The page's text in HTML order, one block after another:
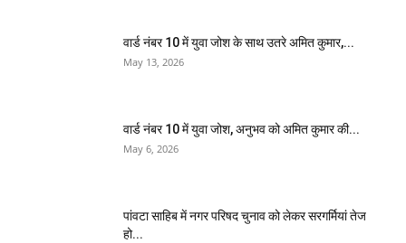
वार्ड नंबर 10 में युवा जोश के साथ उतरे अमित कुमार,...
May 13, 2026
वार्ड नंबर 10 में युवा जोश, अनुभव को अमित कुमार की...
May 6, 2026
पांवटा साहिब में नगर परिषद चुनाव को लेकर सरगर्मियां तेज
हो...